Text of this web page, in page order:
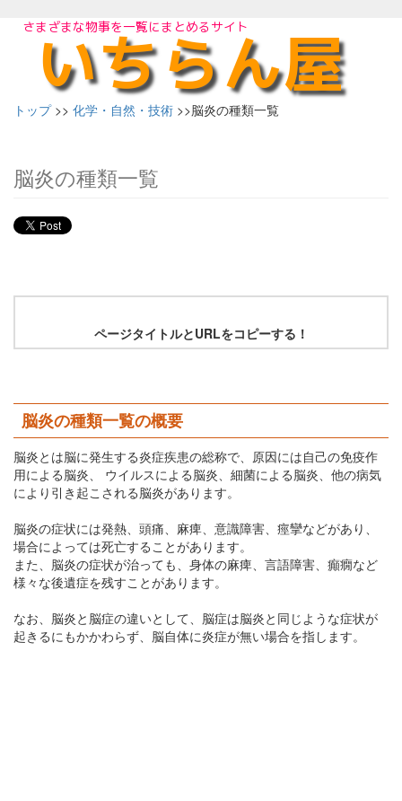
トップ >> 化学・自然・技術 >>脳炎の種類一覧
脳炎の種類一覧
ページタイトルとURLをコピーする！
脳炎の種類一覧の概要
脳炎とは脳に発生する炎症疾患の総称で、原因には自己の免疫作
用による脳炎、 ウイルスによる脳炎、細菌による脳炎、他の病気
により引き起こされる脳炎があります。
脳炎の症状には発熱、頭痛、麻痺、意識障害、痙攣などがあり、
場合によっては死亡することがあります。
また、脳炎の症状が治っても、身体の麻痺、言語障害、癲癇など
様々な後遺症を残すことがあります。
なお、脳炎と脳症の違いとして、脳症は脳炎と同じような症状が
起きるにもかかわらず、脳自体に炎症が無い場合を指します。